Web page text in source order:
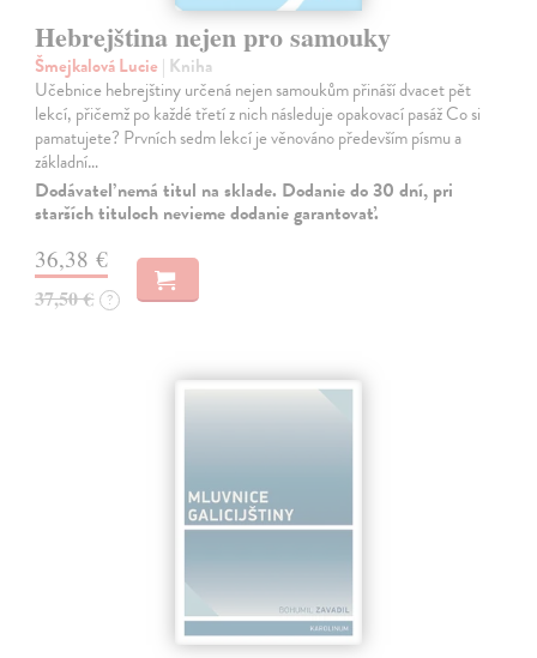
Hebrejština nejen pro samouky
Šmejkalová Lucie | Kniha
Učebnice hebrejštiny určená nejen samoukům přináší dvacet pět
lekcí, přičemž po každé třetí z nich následuje opakovací pasáž Co si
pamatujete? Prvních sedm lekcí je věnováno především písmu a
základní…
Dodávateľ nemá titul na sklade. Dodanie do 30 dní, pri
starších tituloch nevieme dodanie garantovať.
36,38 €
37,50 € ?